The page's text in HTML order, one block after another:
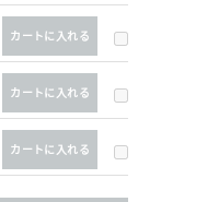
カートに入れる
カートに入れる
カートに入れる